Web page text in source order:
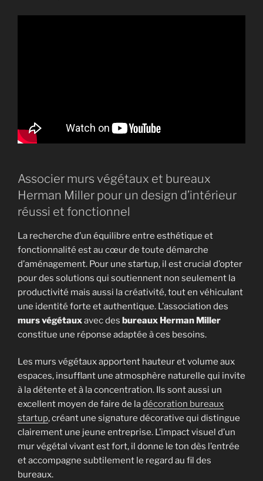
Associer murs végétaux et bureaux
Herman Miller pour un design d’intérieur
réussi et fonctionnel
La recherche d’un équilibre entre esthétique et
fonctionnalité est au cœur de toute démarche
d’aménagement. Pour une startup, il est crucial d’opter
pour des solutions qui soutiennent non seulement la
productivité mais aussi la créativité, tout en véhiculant
une identité forte et authentique. L’association des
murs végétauxavec des bureaux Herman Miller
constitue une réponse adaptée à ces besoins.
Les murs végétaux apportent hauteur et volume aux
espaces, insufflant une atmosphère naturelle qui invite
à la détente et à la concentration. Ils sont aussi un
excellent moyen de faire de ladécoration bureaux
startup, créant une signature décorative qui distingue
clairement une jeune entreprise. L’impact visuel d’un
mur végétal vivant est fort, il donne le ton dès l’entrée
et accompagne subtilement le regard au fil des
bureaux.